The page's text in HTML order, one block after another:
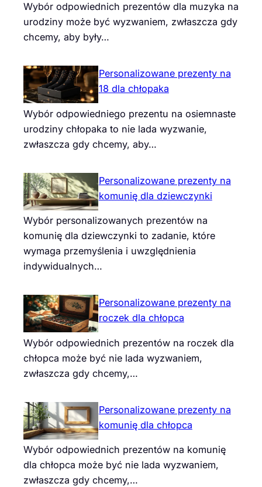
Wybór odpowiednich prezentów dla muzyka na
urodziny może być wyzwaniem, zwłaszcza gdy
chcemy, aby były…
Personalizowane prezenty na
18 dla chłopaka
Wybór odpowiedniego prezentu na osiemnaste
urodziny chłopaka to nie lada wyzwanie,
zwłaszcza gdy chcemy, aby…
Personalizowane prezenty na
komunię dla dziewczynki
Wybór personalizowanych prezentów na
komunię dla dziewczynki to zadanie, które
wymaga przemyślenia i uwzględnienia
indywidualnych…
Personalizowane prezenty na
roczek dla chłopca
Wybór odpowiednich prezentów na roczek dla
chłopca może być nie lada wyzwaniem,
zwłaszcza gdy chcemy,…
Personalizowane prezenty na
komunię dla chłopca
Wybór odpowiednich prezentów na komunię
dla chłopca może być nie lada wyzwaniem,
zwłaszcza gdy chcemy,…